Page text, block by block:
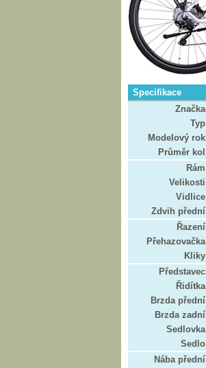
Specifikace
Značka
Typ
Modelový rok
Průměr kol
Rám
Velikosti
Vidlice
Zdvih přední
Řazení
Přehazovačka
Kliky
Představec
Řidítka
Brzda přední
Brzda zadní
Sedlovka
Sedlo
Nába přední